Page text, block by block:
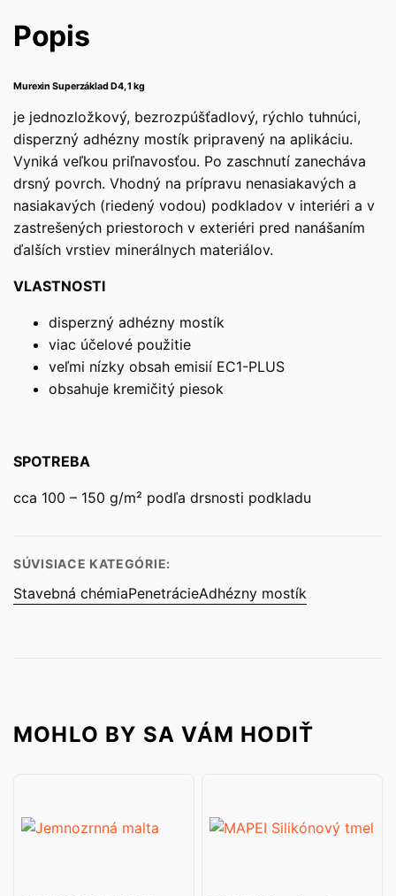
Popis
Murexin Superzáklad D4, 1 kg
je jednozložkový, bezrozpúšťadlový, rýchlo tuhnúci,
disperzný adhézny mostík pripravený na aplikáciu.
Vyniká veľkou priľnavosťou. Po zaschnutí zanecháva
drsný povrch. Vhodný na prípravu nenasiakavých a
nasiakavých (riedený vodou) podkladov v interiéri a v
zastrešených priestoroch v exteriéri pred nanášaním
ďalších vrstiev minerálnych materiálov.
VLASTNOSTI
disperzný adhézny mostík
viac účelové použitie
veľmi nízky obsah emisií EC1-PLUS
obsahuje kremičitý piesok
SPOTREBA
cca ​100 – 150 g/m² podľa drsnosti podkladu
SÚVISIACE KATEGÓRIE:
Stavebná chémiaPenetrácieAdhézny mostík
MOHLO BY SA VÁM HODIŤ